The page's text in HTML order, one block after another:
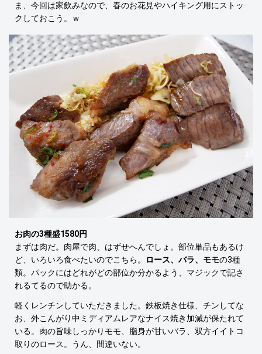
ま、今回は家飲みなので、春のお花見やハイキング用にストッ
クしておこう。ｗ
お肉の3種盛1580円
まずは肉だ。肉屋で肉、はずせへんでしょ。部位単品もあるけ
ど、いろいろ食べたいのでこちら。
ロース、バラ、モモの3種
類。パックにはどれがどの部位か分かるよう、マジックで記さ
れるてるので助かる。
軽くレンチンしていただきました。鉄板焼き仕様、チンしてな
お、外こんがり中ミディアムレアなナイス焼き加減が保たれて
いる。肉の旨味しっかりモモ、脂身が甘いバラ、双方イイトコ
取りのロース。うん、間違いない。